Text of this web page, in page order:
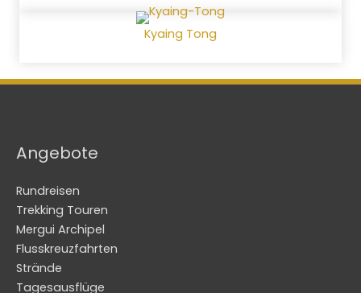
Kyaing Tong
Angebote
Rundreisen
Trekking Touren
Mergui Archipel
Flusskreuzfahrten
Strände
Tagesausflüge